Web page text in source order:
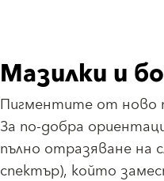
Мазилки и
Пигментите от ново
За по-добра
пълно отразяване на
спектър), който